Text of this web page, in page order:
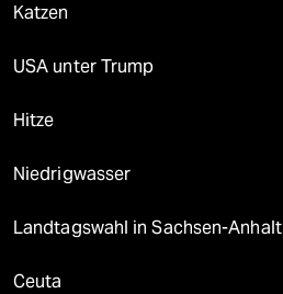
Katzen
USA unter Trump
Hitze
Niedrigwasser
Landtagswahl in Sachsen-Anhalt
Ceuta